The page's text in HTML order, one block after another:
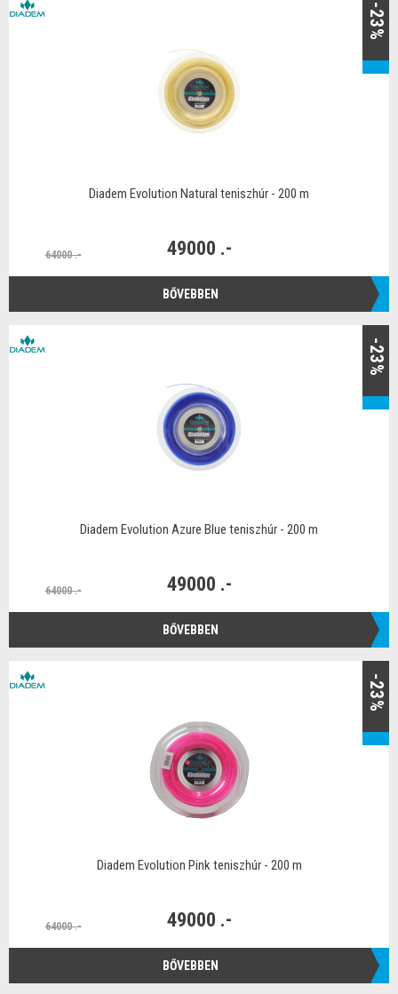
-23%
Diadem Evolution Natural teniszhúr - 200 m
64000 .- 49000 .-
BŐVEBBEN
-23%
Diadem Evolution Azure Blue teniszhúr - 200 m
64000 .- 49000 .-
BŐVEBBEN
-23%
Diadem Evolution Pink teniszhúr - 200 m
64000 .- 49000 .-
BŐVEBBEN